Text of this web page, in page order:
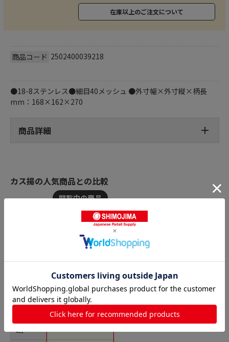
在庫以上のご注文について
商品コード 2502400039218
●18-8ステンレス●細目40メッシュ ●外寸幅×外寸縦×柄長
mm：168×162×270
商品詳細
カス揚の人気商品との比較
商品名
込)
TS 18-8プレス角かす
揚 細目 大(40メッシ
ュ) 30015 1個（ご注
文単位1個）【直送
品】￥2,377